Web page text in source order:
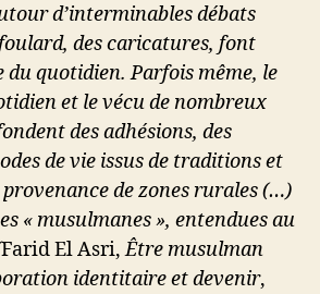
d’interminables débats
des caricatures, font
du quotidien. Parfois même, le
et le vécu de nombreux
des adhésions, des
de vie issus de traditions et
de zones rurales (…)
« musulmanes », entendues au
Farid El Asri,Être musulman
identitaire et devenir,